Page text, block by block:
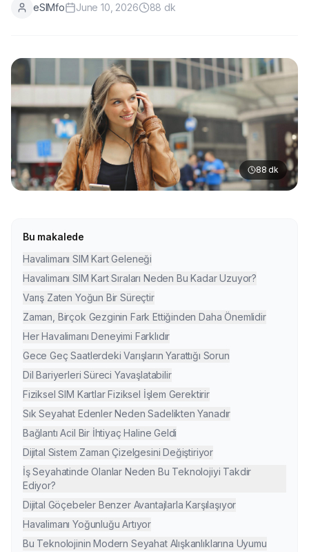
eSIMfo June 10, 2026 88 dk
88 dk
Bu makalede
Havalimanı SIM Kart Geleneği
Havalimanı SIM Kart Sıraları Neden Bu Kadar Uzuyor?
Varış Zaten Yoğun Bir Süreçtir
Zaman, Birçok Gezginin Fark Ettiğinden Daha Önemlidir
Her Havalimanı Deneyimi Farklıdır
Gece Geç Saatlerdeki Varışların Yarattığı Sorun
Dil Bariyerleri Süreci Yavaşlatabilir
Fiziksel SIM Kartlar Fiziksel İşlem Gerektirir
Sık Seyahat Edenler Neden Sadelikten Yanadır
Bağlantı Acil Bir İhtiyaç Haline Geldi
Dijital Sistem Zaman Çizelgesini Değiştiriyor
İş Seyahatinde Olanlar Neden Bu Teknolojiyi Takdir
Ediyor?
Dijital Göçebeler Benzer Avantajlarla Karşılaşıyor
Havalimanı Yoğunluğu Artıyor
Bu Teknolojinin Modern Seyahat Alışkanlıklarına Uyumu